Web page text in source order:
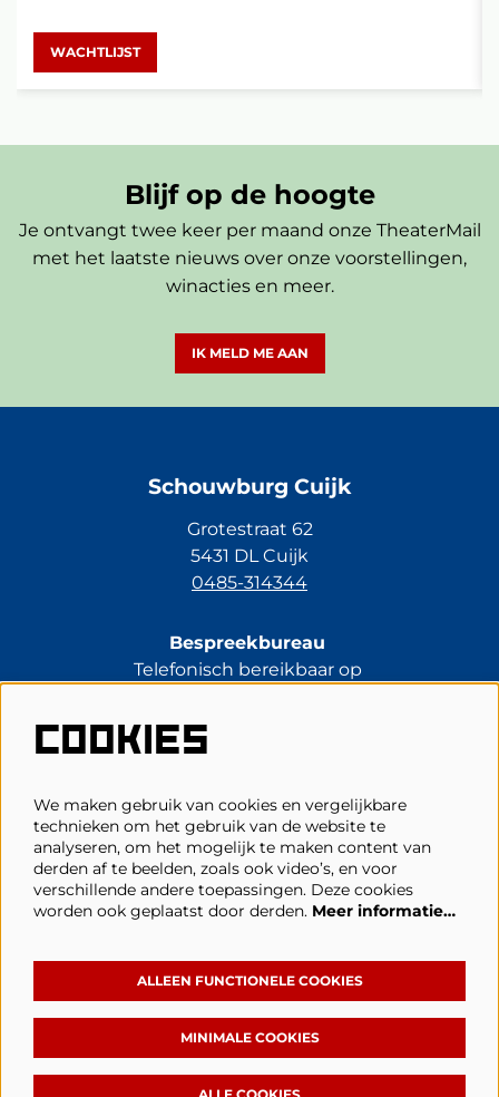
WACHTLIJST
Blijf op de hoogte
Je ontvangt twee keer per maand onze TheaterMail
met het laatste nieuws over onze voorstellingen,
winacties en meer.
IK MELD ME AAN
Schouwburg Cuijk
Grotestraat 62
5431 DL Cuijk
0485-314344
Bespreekbureau
Telefonisch bereikbaar op
0485-314344
kassa@schouwburgcuijk.nl
Veelgestelde vragen
Zaalplattegronden
Privacy, cookies & voorwaarden
Volg Schouwburg Cuijk
COOKIES
We maken gebruik van cookies en vergelijkbare
technieken om het gebruik van de website te
analyseren, om het mogelijk te maken content van
derden af te beelden, zoals ook video’s, en voor
verschillende andere toepassingen. Deze cookies
worden ook geplaatst door derden. Meer informatie…
ALLEEN FUNCTIONELE COOKIES
MINIMALE COOKIES